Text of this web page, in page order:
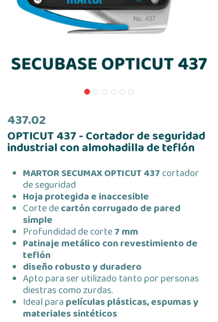
437.02
OPTICUT 437 - Cortador de seguridad
industrial con almohadilla de teflón
MARTOR SECUMAX OPTICUT 437cortador
de seguridad
Hoja protegida e inaccesible
Corte decartón corrugado de pared
simple
Profundidad de corte7 mm
Patinaje metálico con revestimiento de
teflón
diseño robusto y duradero
Apto para ser utilizado tanto por personas
diestras como zurdas.
Ideal parapelículas plásticas, espumas y
materiales sintéticos